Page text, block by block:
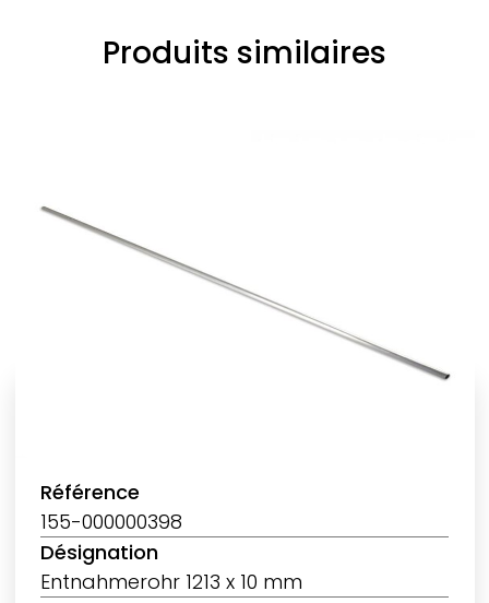
Produits similaires
Référence
155-000000398
Désignation
Entnahmerohr 1213 x 10 mm